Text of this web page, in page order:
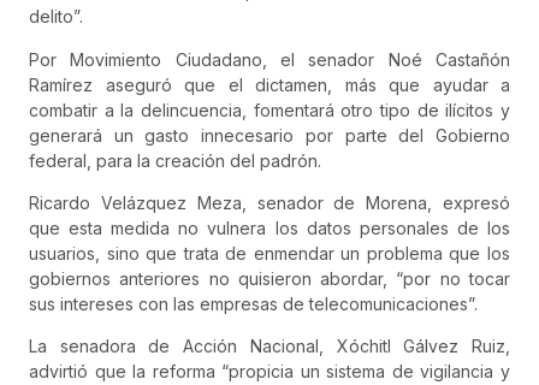
delito”.
Por Movimiento Ciudadano, el senador Noé Castañón
Ramírez aseguró que el dictamen, más que ayudar a
combatir a la delincuencia, fomentará otro tipo de ilícitos y
generará un gasto innecesario por parte del Gobierno
federal, para la creación del padrón.
Ricardo Velázquez Meza, senador de Morena, expresó
que esta medida no vulnera los datos personales de los
usuarios, sino que trata de enmendar un problema que los
gobiernos anteriores no quisieron abordar, “por no tocar
sus intereses con las empresas de telecomunicaciones”.
La senadora de Acción Nacional, Xóchitl Gálvez Ruiz,
advirtió que la reforma “propicia un sistema de vigilancia y